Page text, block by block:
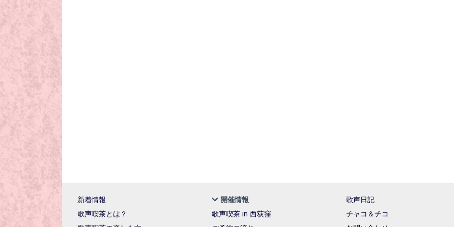
新着情報
歌声喫茶とは？
開催情報
歌声喫茶 in 西荻窪
歌声日記
チャコ＆チコ